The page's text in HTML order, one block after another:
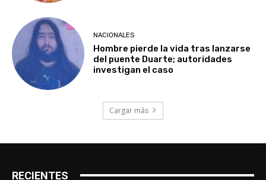
NACIONALES
Hombre pierde la vida tras lanzarse
del puente Duarte; autoridades
investigan el caso
Cargar más
RECIENTES